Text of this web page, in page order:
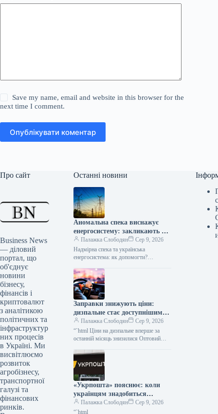
Save my name, email and website in this browser for the
next time I comment.
Опублікувати коментар
Про сайт
Business News
— діловий
портал, що
об'єднує
новини
бізнесу,
фінансів і
криптовалют
з аналітикою
політичних та
інфраструктур
них процесів
в Україні. Ми
висвітлюємо
розвиток
агробізнесу,
транспортної
галузі та
фінансових
ринків.
Останні новини
Аномальна спека виснажує
енергосистему: закликають до
термінових дій
Палажка Слободян
Сер 9, 2026
Надмірна спека та українська
енергосистема: як допомогти?
значне додаткове навантаження на
енергетичну інфраструктуру України.
Компанія
Заправки знижують ціни:
дизпальне стає доступнішим
вперше за місяць
Палажка Слободян
Сер 9, 2026
“`html Ціни на дизпальне вперше за
останній місяць знизилися Оптовий
вперше за останні чотири тижні…
«Укрпошта» пояснює: коли
українцям знадобиться
податковий номер
Палажка Слободян
Сер 9, 2026
“`html